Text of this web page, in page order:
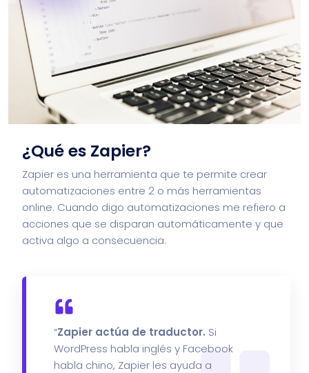
¿Qué es Zapier?
Zapier es una herramienta que te permite crear
automatizaciones entre 2 o más herramientas
online. Cuando digo automatizaciones me refiero a
acciones que se disparan automáticamente y que
activa algo a consecuencia.
“Zapier actúa de traductor. Si
WordPress habla inglés y Facebook
habla chino, Zapier les ayuda a